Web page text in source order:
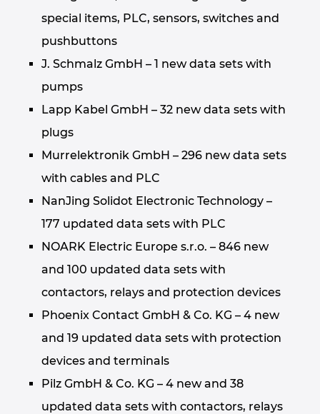
special items, PLC, sensors, switches and
pushbuttons
J. Schmalz GmbH – 1 new data sets with
pumps
Lapp Kabel GmbH – 32 new data sets with
plugs
Murrelektronik GmbH – 296 new data sets
with cables and PLC
NanJing Solidot Electronic Technology –
177 updated data sets with PLC
NOARK Electric Europe s.r.o. – 846 new
and 100 updated data sets with
contactors, relays and protection devices
Phoenix Contact GmbH & Co. KG – 4 new
and 19 updated data sets with protection
devices and terminals
Pilz GmbH & Co. KG – 4 new and 38
updated data sets with contactors, relays
Nizozemska
Norveška
Nova Zelandija
Peru
Portugalska
Romunija
Singapur
Slovaška